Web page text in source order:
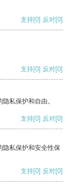
支持[0] 反对[0]
支持[0] 反对[0]
私保护和自由。
支持[0] 反对[0]
隐私保护和安全性保
支持[0] 反对[0]